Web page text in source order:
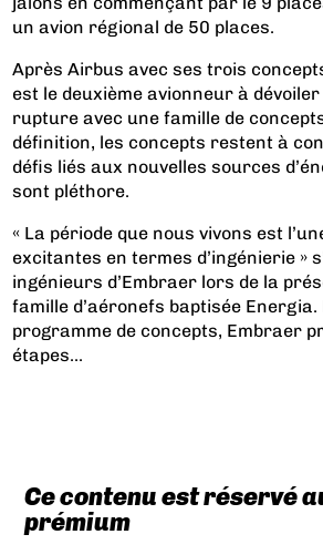
un avion régional de 50 places.
Après Airbus avec sestrois
est le deuxième avionneur à
rupture avec une famille de
définition, les concepts restent à
défis liés aux nouvelles sources
sont pléthore.
« La période que nous vivons est
excitantes en termes d’ingénierie »
ingénieurs d’Embraer lors de la
famille d’aéronefs baptisée Energia.
programme de concepts, Embraer
étapes...
Ce contenu est réservé
prémium